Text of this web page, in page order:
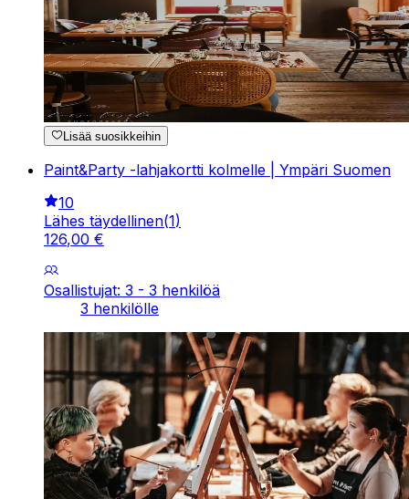
Lisää suosikkeihin
Paint&Party -lahjakortti kolmelle | Ympäri Suomen
10
Lähes täydellinen(1)
126,00 €
Osallistujat: 3 - 3 henkilöä
3 henkilölle